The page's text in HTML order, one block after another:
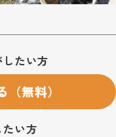
たい方
無料）
い方